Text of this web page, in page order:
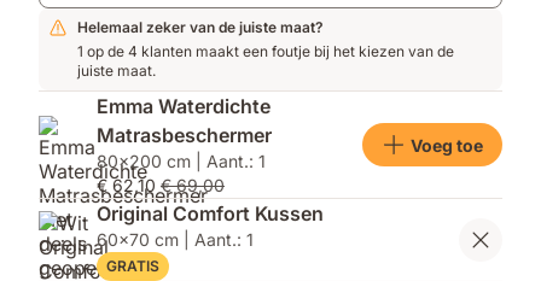
Helemaal zeker van de juiste maat?
1 op de 4 klanten maakt een foutje bij het kiezen van de
juiste maat.
Emma Waterdichte
Matrasbeschermer
80x200 cm | Aant.: 1
€ 62,10 € 69,00
Voeg toe
Original Comfort Kussen
60x70 cm | Aant.: 1
GRATIS